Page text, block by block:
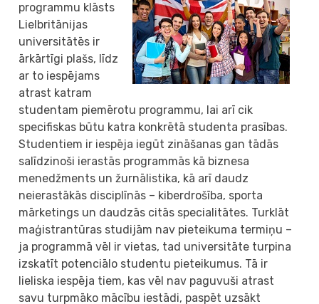
programmu klāsts
Lielbritānijas
universitātēs ir
ārkārtīgi plašs, līdz
ar to iespējams
atrast katram
studentam piemērotu programmu, lai arī cik
specifiskas būtu katra konkrētā studenta prasības.
Studentiem ir iespēja iegūt zināšanas gan tādās
salīdzinoši ierastās programmās kā biznesa
menedžments un žurnālistika, kā arī daudz
neierastākās disciplīnās – kiberdrošība, sporta
mārketings un daudzās citās specialitātes. Turklāt
maģistrantūras studijām nav pieteikuma termiņu –
ja programmā vēl ir vietas, tad universitāte turpina
izskatīt potenciālo studentu pieteikumus. Tā ir
lieliska iespēja tiem, kas vēl nav paguvuši atrast
savu turpmāko mācību iestādi, paspēt uzsākt